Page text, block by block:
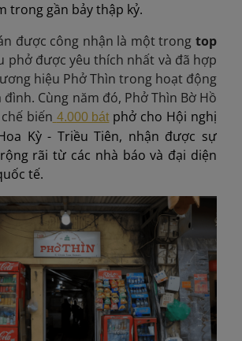
trong gần bảy thập kỷ.
được công nhận là một trong top
phở được yêu thích nhất và đã hợp
hiệu Phở Thìn trong hoạt động
Cùng năm đó, Phở Thìn Bờ Hồ
biến 4.000 bátphở cho Hội nghị
Kỳ - Triều Tiên, nhận được sự
rãi từ các nhà báo và đại diện
tế.